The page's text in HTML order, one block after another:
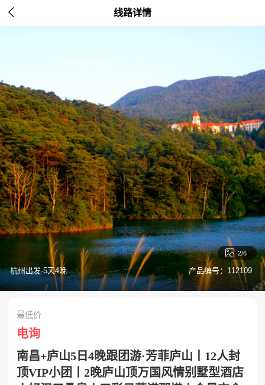
 线路详情
 2/6
杭州出发·5天4晚 产品编号：112109
最低价
电询
南昌+庐山5日4晚跟团游·芳菲庐山丨12人封
顶VIP小团丨2晚庐山顶万国风情别墅型酒店